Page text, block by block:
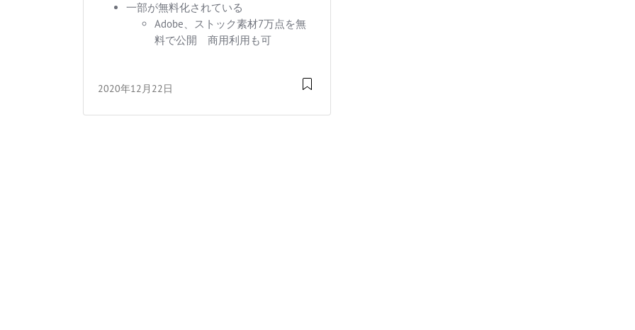
一部が無料化されている
Adobe、ストック素材7万点を無
料で公開 商用利用も可
2020年12月22日